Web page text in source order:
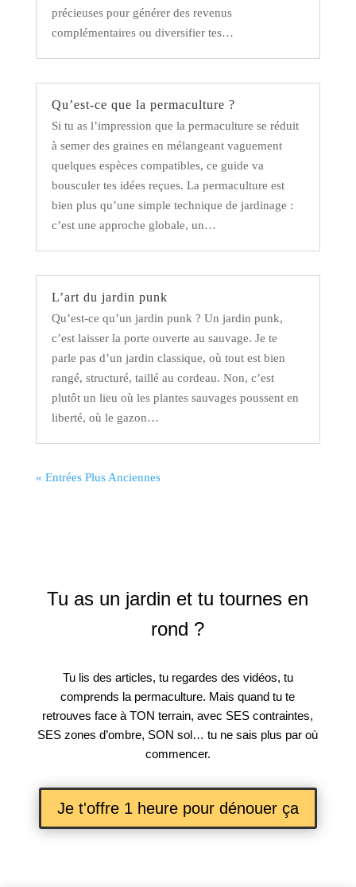
précieuses pour générer des revenus
complémentaires ou diversifier tes…
Qu’est-ce que la permaculture ?
Si tu as l’impression que la permaculture se réduit
à semer des graines en mélangeant vaguement
quelques espèces compatibles, ce guide va
bousculer tes idées reçues. La permaculture est
bien plus qu’une simple technique de jardinage :
c’est une approche globale, un…
L’art du jardin punk
Qu’est-ce qu’un jardin punk ? Un jardin punk,
c’est laisser la porte ouverte au sauvage. Je te
parle pas d’un jardin classique, où tout est bien
rangé, structuré, taillé au cordeau. Non, c’est
plutôt un lieu où les plantes sauvages poussent en
liberté, où le gazon…
« Entrées Plus Anciennes
Tu as un jardin et tu tournes en
rond ?
Tu lis des articles, tu regardes des vidéos, tu
comprends la permaculture. Mais quand tu te
retrouves face à TON terrain, avec SES contraintes,
SES zones d’ombre, SON sol… tu ne sais plus par où
commencer.
Je t'offre 1 heure pour dénouer ça